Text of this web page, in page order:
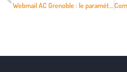
Webmail AC Grenoble : le paramétrage mobile en six étapes ?